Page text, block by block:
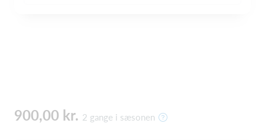
900,00 kr. 2 gange i sæsonen